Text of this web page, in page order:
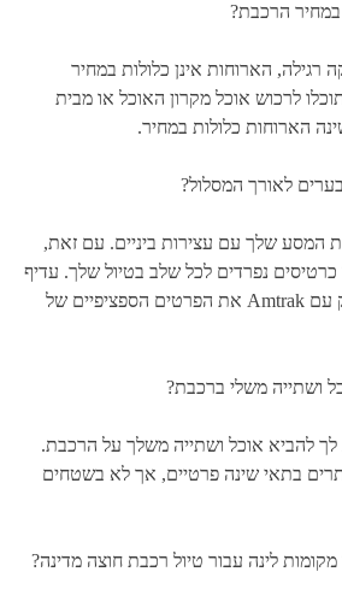
הרכבת?
הארוחות אינן כלולות במחיר
לרכוש אוכל מקרון האוכל או מבית
הארוחות כלולות במחיר.
לאורך המסלול?
המסע שלך עם עצירות ביניים. עם זאת,
כרטיסים נפרדים לכל שלב בטיול שלך. עדיף
לתכנן זאת מראש ולבדוק עם Amtrak את הפרטים הספציפיים של
ושתייה משלי ברכבת?
להביא אוכל ושתייה משלך על הרכבת.
בתאי שינה פרטיים, אך לא בשטחים
לינה עבור טיול רכבת חוצה מדינה?